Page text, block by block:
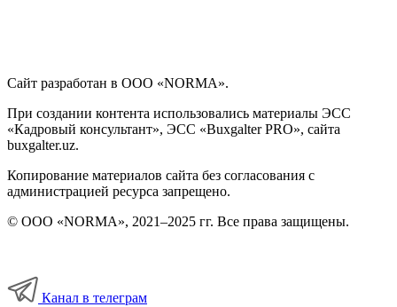
Сайт разработан в ООО «NORMA».
При создании контента использовались материалы ЭСС
«Кадровый консультант», ЭСС «Buxgalter PRO», сайта
buxgalter.uz.
Копирование материалов сайта без согласования с
администрацией ресурса запрещено.
© ООО «NORMA», 2021–2025 гг. Все права защищены.
Канал в телеграм